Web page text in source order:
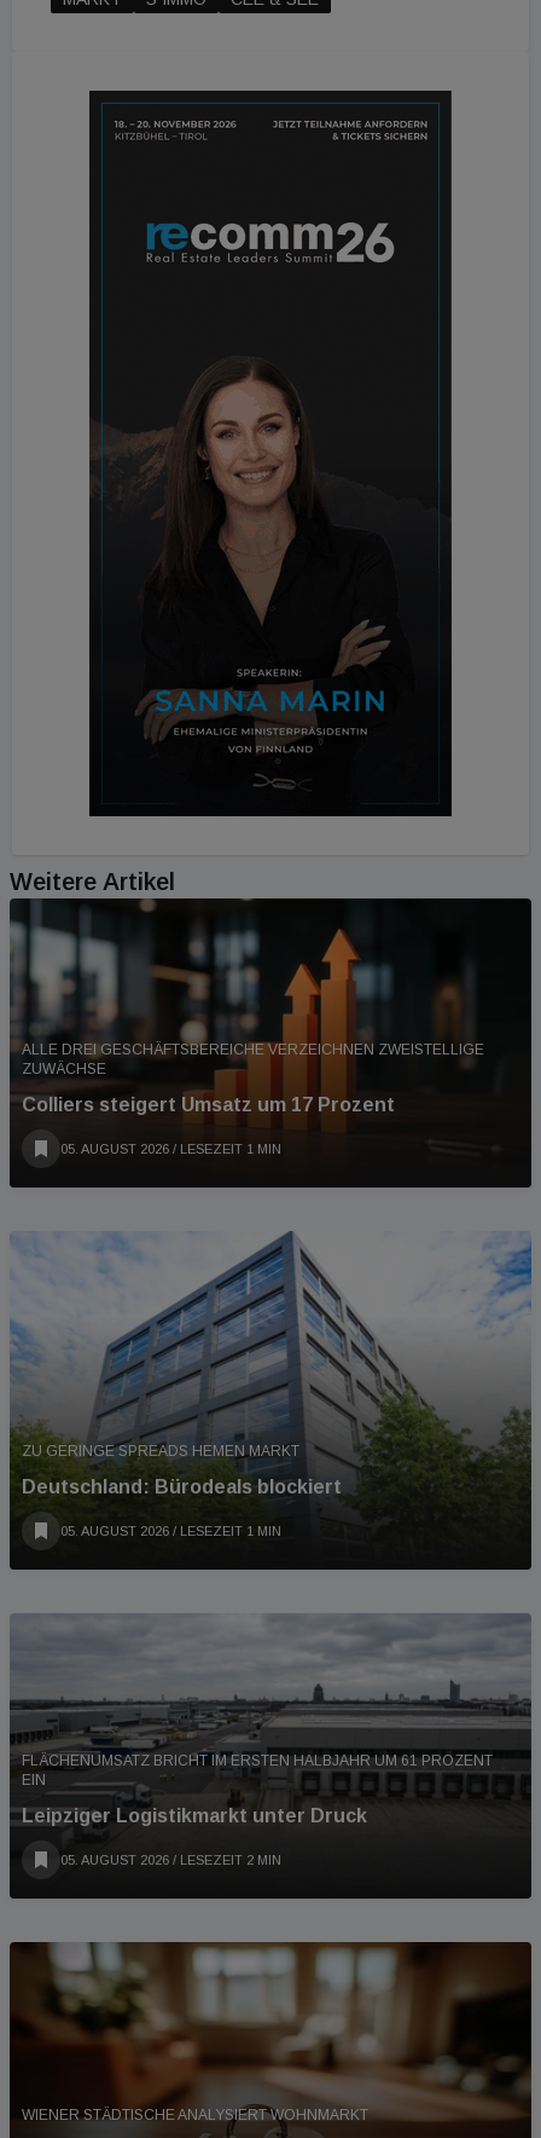
Weitere Artikel
ALLE DREI GESCHÄFTSBEREICHE VERZEICHNEN ZWEISTELLIGE
ZUWÄCHSE
Colliers steigert Umsatz um 17 Prozent
05. AUGUST 2026 / LESEZEIT 1 MIN
ZU GERINGE SPREADS HEMEN MARKT
Deutschland: Bürodeals blockiert
05. AUGUST 2026 / LESEZEIT 1 MIN
FLÄCHENUMSATZ BRICHT IM ERSTEN HALBJAHR UM 61 PROZENT
EIN
Leipziger Logistikmarkt unter Druck
05. AUGUST 2026 / LESEZEIT 2 MIN
WIENER STÄDTISCHE ANALYSIERT WOHNMARKT